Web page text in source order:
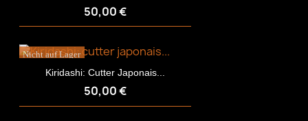
50,00 €
Kiridashi: Cutter Japonais...
50,00 €
Nicht auf Lager